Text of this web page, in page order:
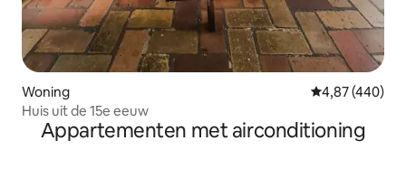
Woning Gemiddelde
4,87 (440)
Huis uit de 15e eeuw
Appartementen met airconditioning